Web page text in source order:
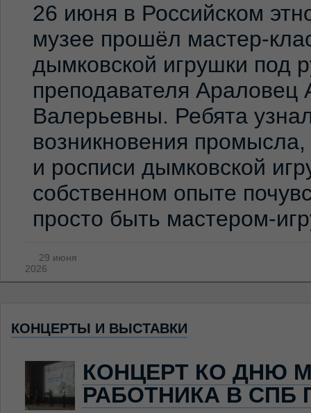
26 июня в Российском
музее прошёл мастер-
дымковской игрушки под
преподавателя Араловец
Валерьевны. Ребята
возникновения
и росписи дымковской
собственном опыте
просто быть мастером-
29 июня
2026
КОНЦЕРТЫ И ВЫСТАВКИ
КОНЦЕРТ КО ДНЮ
РАБОТНИКА В СПБ